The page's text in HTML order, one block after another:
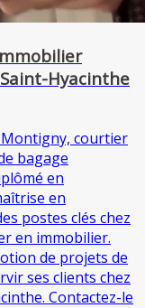
Hyacinthe
Montigny, courtier
bagage
en
en
postes clés chez
en immobilier.
de projets de
ses clients chez
Contactez-le